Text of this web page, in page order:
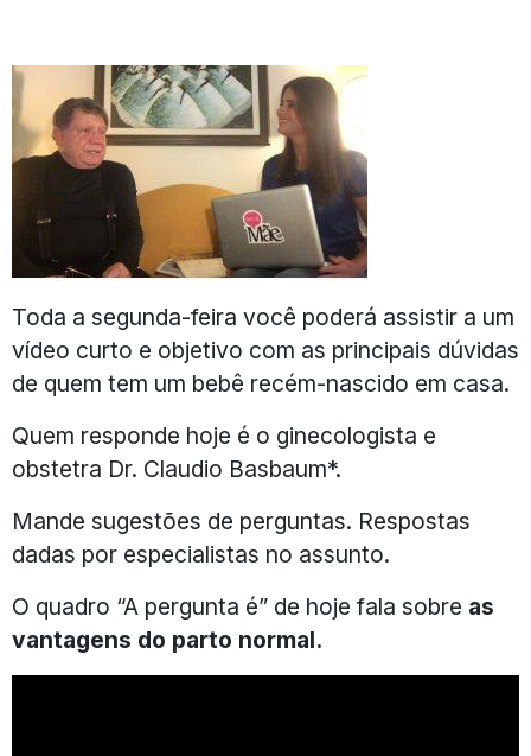
Toda a segunda-feira você poderá assistir a um
vídeo curto e objetivo com as principais dúvidas
de quem tem um bebê recém-nascido em casa.
Quem responde hoje é o ginecologista e
obstetra Dr. Claudio Basbaum*.
Mande sugestões de perguntas. Respostas
dadas por especialistas no assunto.
O quadro “A pergunta é” de hoje fala sobre as
vantagens do parto normal.